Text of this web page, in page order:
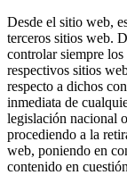
Desde el sitio web,
terceros sitios web.
controlar siempre
respectivos sitios
respecto a dichos
inmediata de
legislación nacional
procediendo a la
web, poniendo en
contenido en